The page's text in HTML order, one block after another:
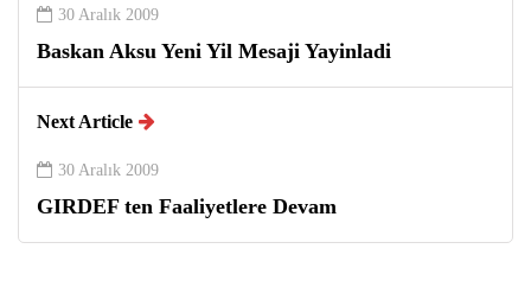
30 Aralık 2009
Baskan Aksu Yeni Yil Mesaji Yayinladi
Next Article
30 Aralık 2009
GIRDEF ten Faaliyetlere Devam